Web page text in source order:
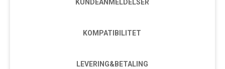
KUNDEANMELDELSER
KOMPATIBILITET
LEVERING&BETALING